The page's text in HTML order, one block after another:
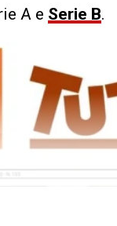
A e Serie B.